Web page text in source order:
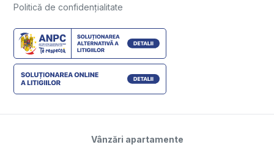
Politică de confidențialitate
Vânzări apartamente